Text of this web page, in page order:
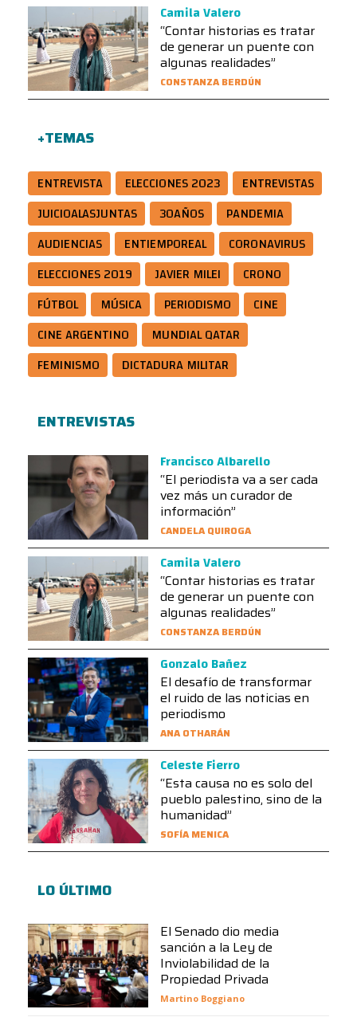
Camila Valero
“Contar historias es tratar
de generar un puente con
algunas realidades”
CONSTANZA BERDÚN
+TEMAS
ENTREVISTA ELECCIONES 2023
ENTREVISTAS
JUICIOALASJUNTAS
30AÑOS
PANDEMIA
AUDIENCIAS
ENTIEMPOREAL
CORONAVIRUS
ELECCIONES 2019
JAVIER MILEI
CRONO
FÚTBOL
MÚSICA PERIODISMO
CINE
CINE ARGENTINO
MUNDIAL QATAR
FEMINISMO
DICTADURA MILITAR
ENTREVISTAS
Francisco Albarello
“El periodista va a ser cada
vez más un curador de
información”
CANDELA QUIROGA
Camila Valero
“Contar historias es tratar
de generar un puente con
algunas realidades”
CONSTANZA BERDÚN
Gonzalo Bañez
El desafío de transformar
el ruido de las noticias en
periodismo
ANA OTHARÁN
Celeste Fierro
“Esta causa no es solo del
pueblo palestino, sino de la
humanidad”
SOFÍA MENICA
LO ÚLTIMO
El Senado dio media
sanción a la Ley de
Inviolabilidad de la
Propiedad Privada
Martino Boggiano